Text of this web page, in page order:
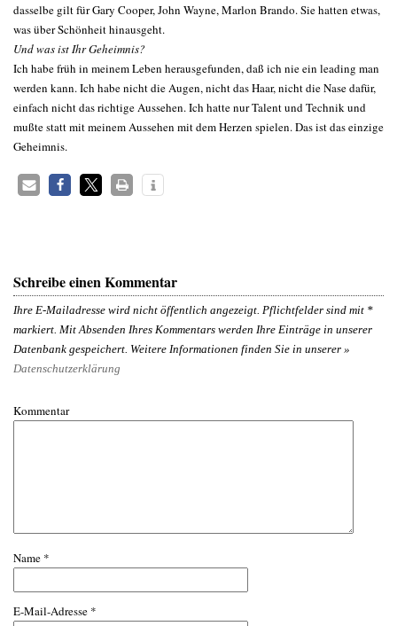
dasselbe gilt für Gary Cooper, John Wayne, Marlon Brando. Sie hatten etwas,
was über Schönheit hinausgeht.
Und was ist Ihr Geheimnis?
Ich habe früh in meinem Leben herausgefunden, daß ich nie ein leading man
werden kann. Ich habe nicht die Augen, nicht das Haar, nicht die Nase dafür,
einfach nicht das richtige Aussehen. Ich hatte nur Talent und Technik und
mußte statt mit meinem Aussehen mit dem Herzen spielen. Das ist das einzige
Geheimnis.
Schreibe einen Kommentar
Ihre E-Mailadresse wird nicht öffentlich angezeigt. Pflichtfelder sind mit *
markiert. Mit Absenden Ihres Kommentars werden Ihre Einträge in unserer
Datenbank gespeichert. Weitere Informationen finden Sie in unserer »
Datenschutzerklärung
Kommentar
Name *
E-Mail-Adresse *